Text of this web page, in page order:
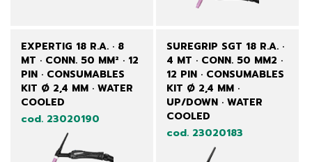
EXPERTIG 18 R.A. · 8
MT · CONN. 50 MM² · 12
PIN · CONSUMABLES
KIT Ø 2,4 MM · WATER
COOLED
cod. 23020190
SUREGRIP SGT 18 R.A. ·
4 MT · CONN. 50 MM2 ·
12 PIN · CONSUMABLES
KIT Ø 2,4 MM ·
UP/DOWN · WATER
COOLED
cod. 23020183